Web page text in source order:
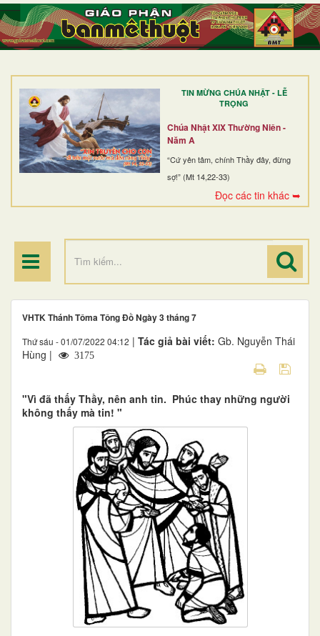
TIN MỪNG CHÚA NHẬT - LỄ
TRỌNG
Chúa Nhật XIX Thường Niên -
Năm A
“Cứ yên tâm, chính Thầy đây, đừng
sợ!” (Mt 14,22-33)
Đọc các tin khác ➥
TRANG NHẤT
GIỚI THIỆU
DÒNG TU
BAN MỤC VỤ
ĐOÀN THỂ CG
ĐIỂM HÀNH HƯƠNG
VHTK Thánh Tôma Tông Đồ Ngày 3 tháng 7
Thứ sáu - 01/07/2022 04:12 | Tác giả bài viết: Gb. Nguyễn Thái
Hùng |
3175
"Vì đã thấy Thầy, nên anh tin. Phúc thay những người
không thấy mà tin! "